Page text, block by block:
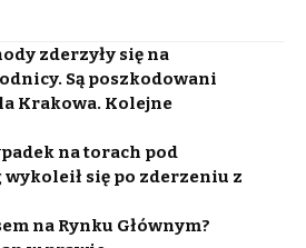
zderzyły się na
Są poszkodowani
Krakowa. Kolejne
na torach pod
wykoleił się po zderzeniu z
na Rynku Głównym?